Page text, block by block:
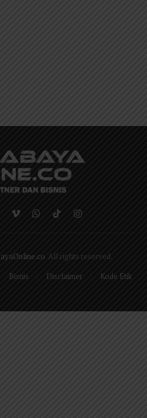
VimeoWhatsApp
TikTokInstagram
. All rights reserved.
Bisnis Disclaimer Kode Etik